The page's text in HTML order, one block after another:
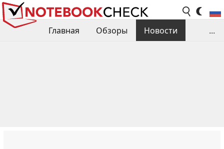
Главная Обзоры
Новости
...